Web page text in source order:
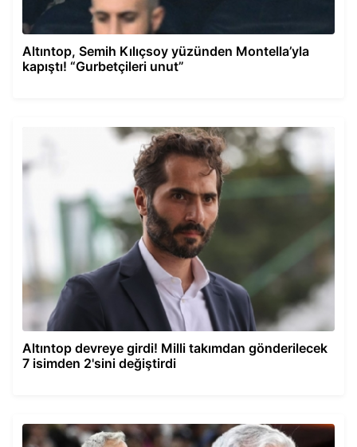
Altıntop, Semih Kılıçsoy yüzünden Montella’yla
kapıştı! “Gurbetçileri unut”
Altıntop devreye girdi! Milli takımdan gönderilecek
7 isimden 2'sini değiştirdi